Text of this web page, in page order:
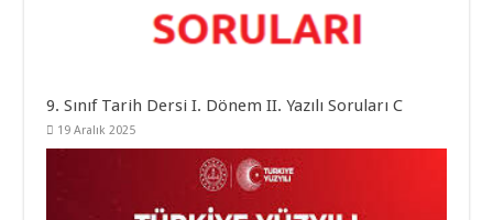
9. Sınıf Tarih Dersi I. Dönem II. Yazılı Soruları C
19 Aralık 2025